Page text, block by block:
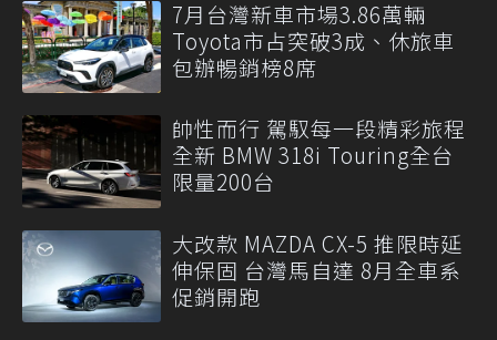
7月台灣新車市場3.86萬輛
Toyota市占突破3成、休旅車
包辦暢銷榜8席
帥性而行 駕馭每一段精彩旅程
全新 BMW 318i Touring全台
限量200台
大改款 MAZDA CX-5 推限時延
伸保固 台灣馬自達 8月全車系
促銷開跑